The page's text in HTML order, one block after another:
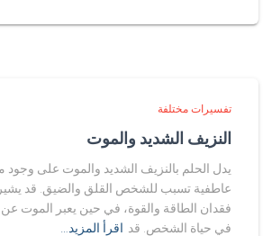
تفسيرات مختلفة
النزيف الشديد والموت
يدل الحلم بالنزيف الشديد والموت على
عاطفية تسبب للشخص القلق والضيق. قد
فقدان الطاقة والقوة، في حين يعبر الموت عن
في حياة الشخص. قد اقرأ المزيد…